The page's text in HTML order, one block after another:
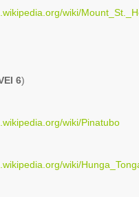
wiki/
6)
wiki/Pinatubo
wiki/